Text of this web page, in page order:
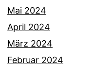
Mai 2024
April 2024
März 2024
Februar 2024